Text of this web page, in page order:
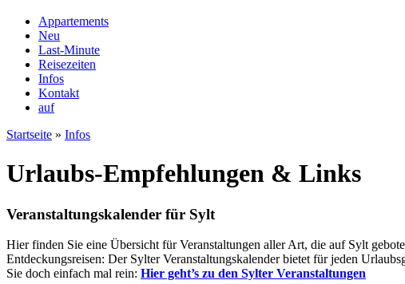
Appartements
Neu
Last-Minute
Reisezeiten
Infos
Kontakt
auf
Startseite » Infos
Urlaubs-Empfehlungen & Links
Veranstaltungskalender für Sylt
Hier finden Sie eine Übersicht für Veranstaltungen aller Art, die auf Sylt
Entdeckungsreisen: Der Sylter Veranstaltungskalender bietet für jeden
Sie doch einfach mal rein: Hier geht’s zu den Sylter Veranstaltungen